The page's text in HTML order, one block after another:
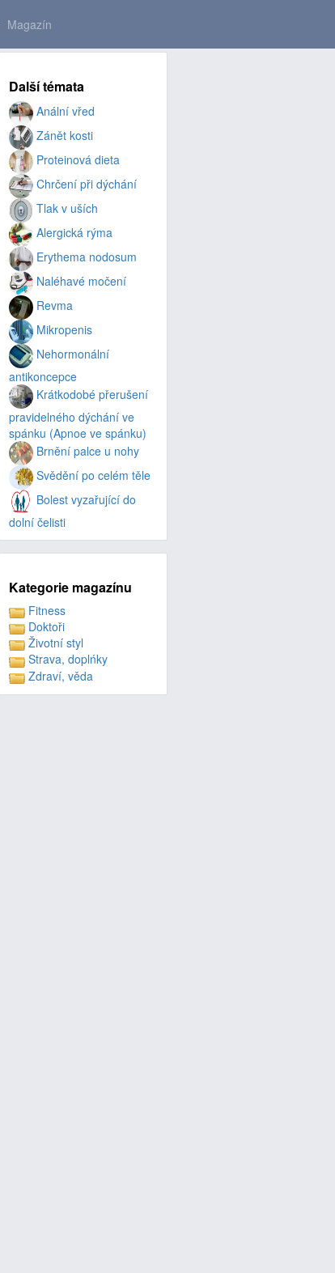
Magazín
Další témata
Anální vřed
Zánět kosti
Proteinová dieta
Chrčení při dýchání
Tlak v uších
Alergická rýma
Erythema nodosum
Naléhavé močení
Revma
Mikropenis
Nehormonální
antikoncepce
Krátkodobé přerušení
pravidelného dýchání ve
spánku (Apnoe ve spánku)
Brnění palce u nohy
Svědění po celém těle
Bolest vyzařující do
dolní čelisti
Kategorie magazínu
Fitness
Doktoři
Životní styl
Strava, doplńky
Zdraví, věda